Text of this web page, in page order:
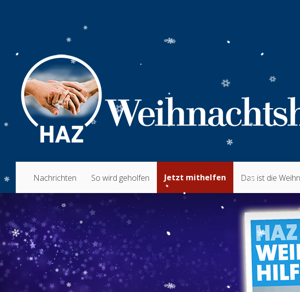
Nachrichten So wird geholfen Jetzt mithelfen Das ist die